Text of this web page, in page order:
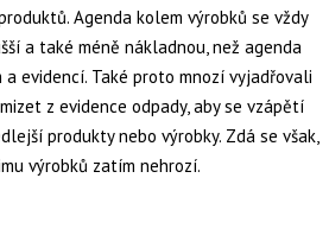
Agenda kolem výrobků se vždy
a také méně nákladnou, než agenda
evidencí. Také proto mnozí vyjadřovali
z evidence odpady, aby se vzápětí
produkty nebo výrobky. Zdá se však,
výrobků zatím nehrozí.